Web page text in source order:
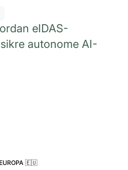
eIDAS-
autonome AI-
EUROPA 🇪🇺